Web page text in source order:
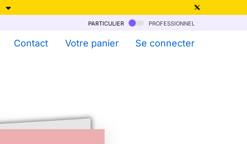
particulier professionnel
Contact Votre panier Se connecter